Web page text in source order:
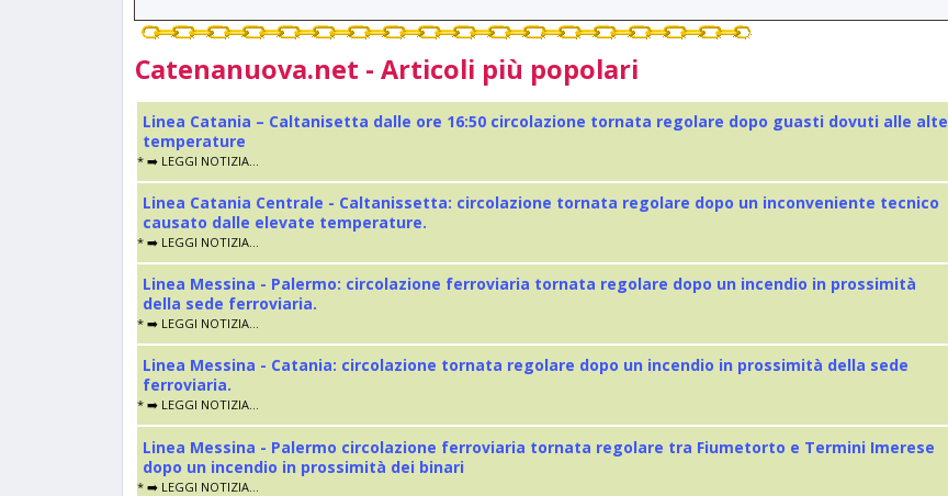
Catenanuova.net - Articoli più popolari
Linea Catania – Caltanisetta dalle ore 16:50 circolazione tornata regolare dopo guasti dovuti alle alte
temperature
* ➡️ LEGGI NOTIZIA...
Linea Catania Centrale - Caltanissetta: circolazione tornata regolare dopo un inconveniente tecnico
causato dalle elevate temperature.
* ➡️ LEGGI NOTIZIA...
Linea Messina - Palermo: circolazione ferroviaria tornata regolare dopo un incendio in prossimità
della sede ferroviaria.
* ➡️ LEGGI NOTIZIA...
Linea Messina - Catania: circolazione tornata regolare dopo un incendio in prossimità della sede
ferroviaria.
* ➡️ LEGGI NOTIZIA...
Linea Messina - Palermo circolazione ferroviaria tornata regolare tra Fiumetorto e Termini Imerese
dopo un incendio in prossimità dei binari
* ➡️ LEGGI NOTIZIA...